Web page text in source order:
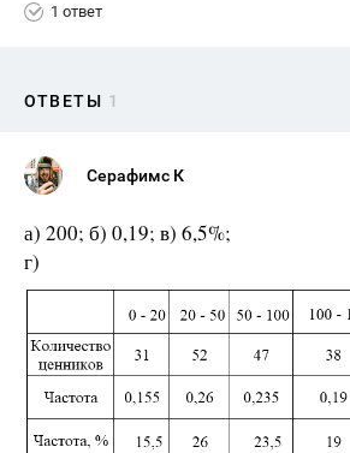
1 ответ
ОТВЕТЫ 1
Серафимс К
а) 200; б) 0,19; в) 6,5%;
г)